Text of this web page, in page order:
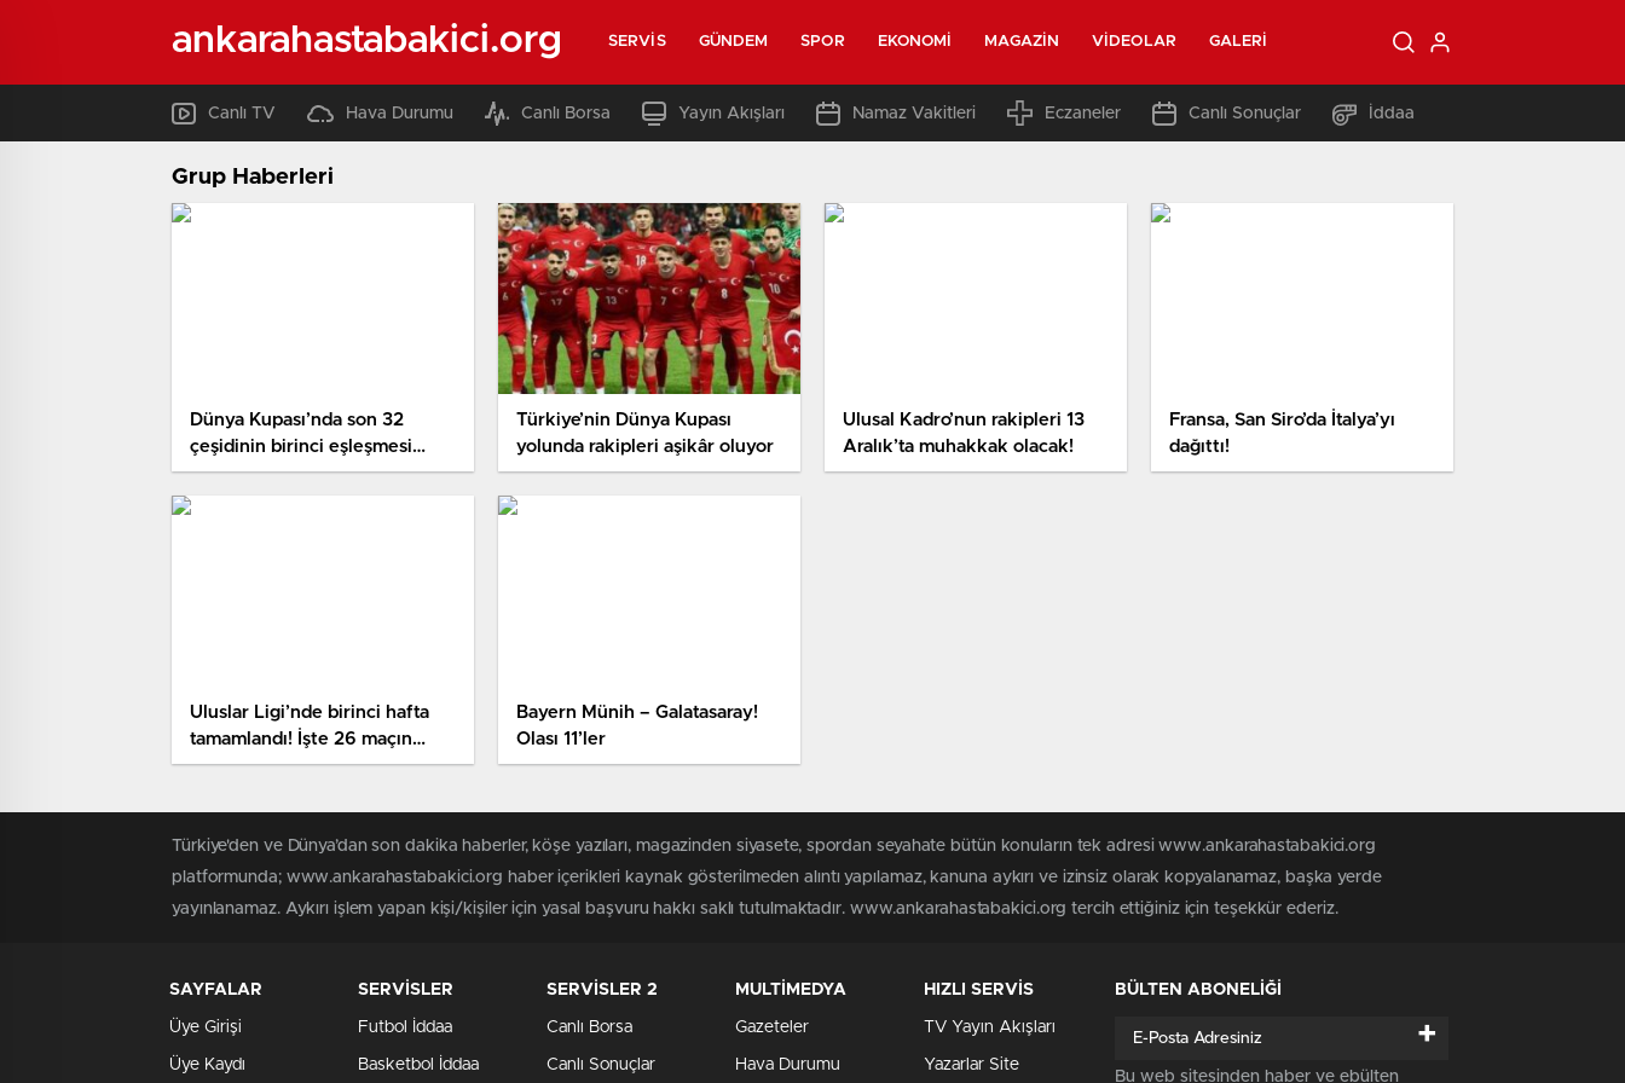
ankarahastabakici.org SERVIS GÜNDEM SPOR EKONOMI MAGAZIN VIDEOLAR GALERI
Canlı TV Hava Durumu Canlı Borsa Yayın Akışları Namaz Vakitleri Eczaneler Canlı Sonuçlar İddaa
Grup Haberleri
Dünya Kupası’nda son 32
çeşidinin birinci eşleşmesi
belirli oldu!
Türkiye’nin Dünya Kupası
yolunda rakipleri aşikâr oluyor
Ulusal Kadro’nun rakipleri 13
Aralık’ta muhakkak olacak!
Fransa, San Siro’da İtalya’yı
dağıttı!
Uluslar Ligi’nde birinci hafta
tamamlandı! İşte 26 maçın
sonuçları
Bayern Münih – Galatasaray!
Olası 11’ler
Türkiye'den ve Dünya’dan son dakika haberler, köşe yazıları, magazinden siyasete, spordan seyahate bütün konuların tek adresi www.ankarahastabakici.org
platformunda; www.ankarahastabakici.org haber içerikleri kaynak gösterilmeden alıntı yapılamaz, kanuna aykırı ve izinsiz olarak kopyalanamaz, başka yerde
yayınlanamaz. Aykırı işlem yapan kişi/kişiler için yasal başvuru hakkı saklı tutulmaktadır. www.ankarahastabakici.org tercih ettiğiniz için teşekkür ederiz.
SAYFALAR
Üye Girişi
Üye Kaydı
SERVİSLER
Futbol İddaa
Basketbol İddaa
SERVİSLER 2
Canlı Borsa
Canlı Sonuçlar
MULTİMEDYA
Gazeteler
Hava Durumu
HIZLI SERVİS
TV Yayın Akışları
Yazarlar Site
BÜLTEN ABONELİĞİ
+
Bu web sitesinden haber ve ebülten